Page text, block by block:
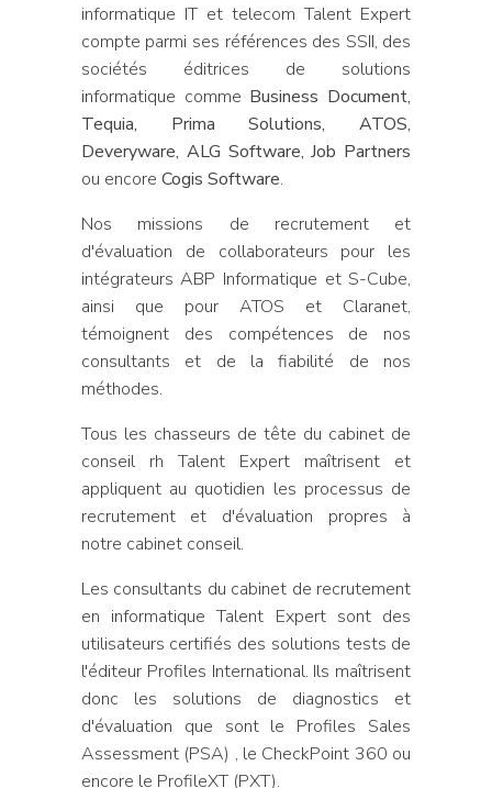
informatique IT et telecom Talent Expert
compte parmi ses références des SSII, des
sociétés éditrices de solutions
informatique comme Business Document,
Tequia, Prima Solutions, ATOS,
Deveryware, ALG Software, Job Partners
ou encore Cogis Software.
Nos missions de recrutement et
d'évaluation de collaborateurs pour les
intégrateurs ABP Informatique et S-Cube,
ainsi que pour ATOS et Claranet,
témoignent des compétences de nos
consultants et de la fiabilité de nos
méthodes.
Tous les chasseurs de tête du cabinet de
conseil rh Talent Expert maîtrisent et
appliquent au quotidien les processus de
recrutement et d'évaluation propres à
notre cabinet conseil.
Les consultants du cabinet de recrutement
en informatique Talent Expert sont des
utilisateurs certifiés des solutions tests de
l'éditeur Profiles International. Ils maîtrisent
donc les solutions de diagnostics et
d'évaluation que sont le Profiles Sales
Assessment (PSA) , le CheckPoint 360 ou
encore le ProfileXT (PXT).